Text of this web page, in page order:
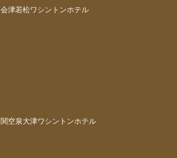
会津若松ワシントンホテル
関空泉大津ワシントンホテル